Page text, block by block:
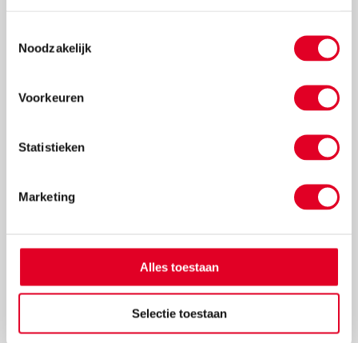
Noodzakelijk
Voorkeuren
Statistieken
Marketing
Alles toestaan
Selectie toestaan
Met de metalen ring met gaas hang je met gemak
kerstballen in de vorm van een kerstboom op.
Kerststukjes maken